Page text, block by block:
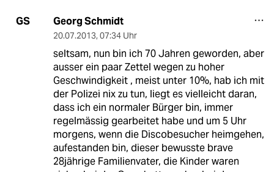
GS Georg Schmidt
20.07.2013, 07:34 Uhr
seltsam, nun bin ich 70 Jahren geworden, aber
ausser ein paar Zettel wegen zu hoher
Geschwindigkeit , meist unter 10%, hab ich mit
der Polizei nix zu tun, liegt es vielleicht daran,
dass ich ein normaler Bürger bin, immer
regelmässig gearbeitet habe und um 5 Uhr
morgens, wenn die Discobesucher heimgehen,
aufestanden bin, dieser bewusste brave
28jährige Familienvater, die Kinder waren